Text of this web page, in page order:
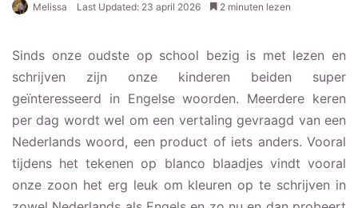
Melissa Last Updated: 23 april 2026 2 minuten lezen
Sinds onze oudste op school bezig is met lezen en
schrijven zijn onze kinderen beiden super
geïnteresseerd in Engelse woorden. Meerdere keren
per dag wordt wel om een vertaling gevraagd van een
Nederlands woord, een product of iets anders. Vooral
tijdens het tekenen op blanco blaadjes vindt vooral
onze zoon het erg leuk om kleuren op te schrijven in